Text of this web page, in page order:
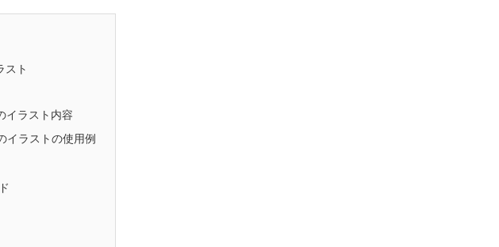
スト
イラスト内容
イラストの使用例